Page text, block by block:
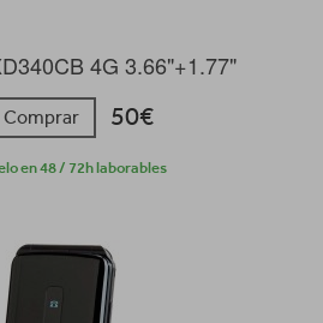
4G 3.66"+1.77"
Comprar 50€
en 48 / 72h laborables